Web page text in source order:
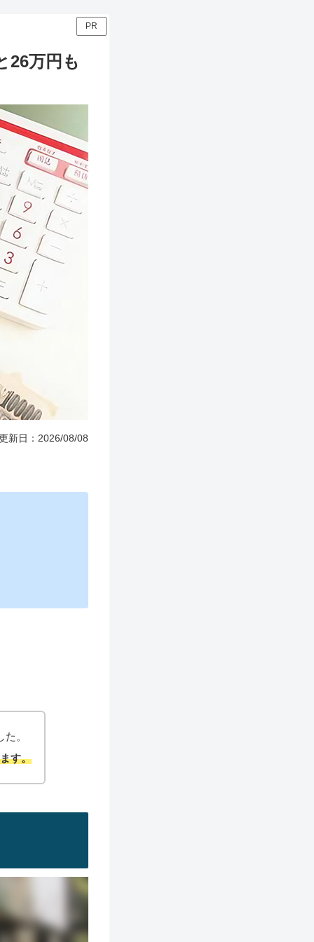
PR
26万円も
新日：2026/08/08
。
ます。